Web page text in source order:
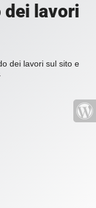
lavori
dei lavori sul sito e